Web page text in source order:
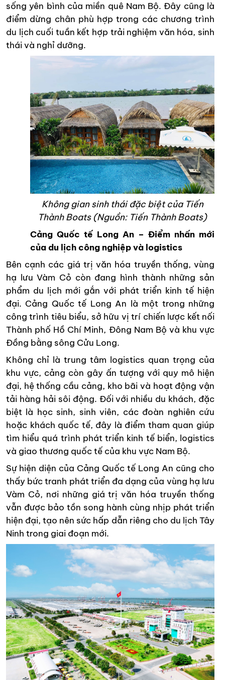
sống yên bình của miền quê Nam Bộ. Đây cũng là
điểm dừng chân phù hợp trong các chương trình
du lịch cuối tuần kết hợp trải nghiệm văn hóa, sinh
thái và nghỉ dưỡng.
Không gian sinh thái đặc biệt của Tiến
Thành Boats (Nguồn: Tiến Thành Boats)
Cảng Quốc tế Long An – Điểm nhấn mới
của du lịch công nghiệp và logistics
Bên cạnh các giá trị văn hóa truyền thống, vùng
hạ lưu Vàm Cỏ còn đang hình thành những sản
phẩm du lịch mới gắn với phát triển kinh tế hiện
đại. Cảng Quốc tế Long An là một trong những
công trình tiêu biểu, sở hữu vị trí chiến lược kết nối
Thành phố Hồ Chí Minh, Đông Nam Bộ và khu vực
Đồng bằng sông Cửu Long.
Không chỉ là trung tâm logistics quan trọng của
khu vực, cảng còn gây ấn tượng với quy mô hiện
đại, hệ thống cầu cảng, kho bãi và hoạt động vận
tải hàng hải sôi động. Đối với nhiều du khách, đặc
biệt là học sinh, sinh viên, các đoàn nghiên cứu
hoặc khách quốc tế, đây là điểm tham quan giúp
tìm hiểu quá trình phát triển kinh tế biển, logistics
và giao thương quốc tế của khu vực Nam Bộ.
Sự hiện diện của Cảng Quốc tế Long An cũng cho
thấy bức tranh phát triển đa dạng của vùng hạ lưu
Vàm Cỏ, nơi những giá trị văn hóa truyền thống
vẫn được bảo tồn song hành cùng nhịp phát triển
hiện đại, tạo nên sức hấp dẫn riêng cho du lịch Tây
Ninh trong giai đoạn mới.